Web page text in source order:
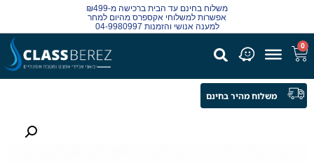
משלוח בחינם עד הבית ברכישה מ-₪499
אפשרות למשלוחי אקספרס מהיום למחר
למענה אנושי והזמנות 04-9980997
0
משלוח מהיר בחינם